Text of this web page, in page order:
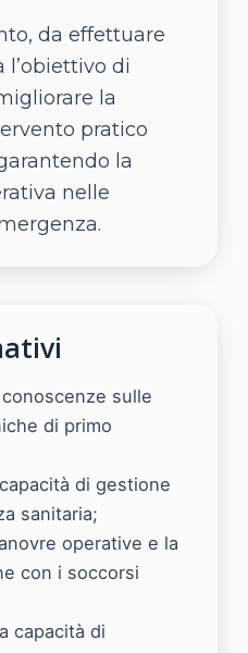
da effettuare
l’obiettivo di
la
pratico
la
nelle
sulle
di primo
di gestione
sanitaria;
operative e la
con i soccorsi
capacità di